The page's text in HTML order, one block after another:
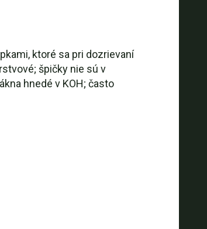
ktoré sa pri dozrievaní
špičky nie sú v
hnedé v KOH; často